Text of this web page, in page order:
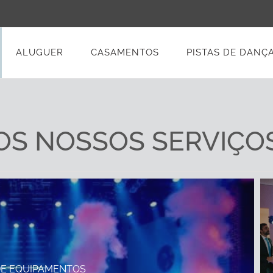
ALUGUER CASAMENTOS PISTAS DE
NOSSOS
EQUIPAMENTOS